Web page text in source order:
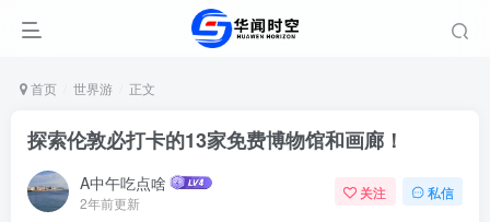
首页 世界游 正文
探索伦敦必打卡的13家免费博物馆和画廊！
A中午吃点啥
2年前更新
关注 私信